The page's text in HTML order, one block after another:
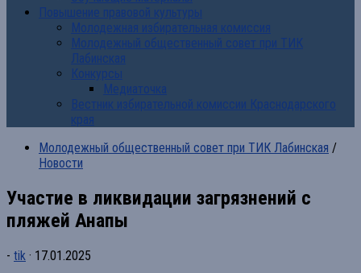
Повышение правовой культуры
Молодежная избирательная комиссия
Молодежный общественный совет при ТИК
Лабинская
Конкурсы
Медиаточка
Вестник избирательной комиссии Краснодарского
края
Молодежный общественный совет при ТИК Лабинская /
Новости
Участие в ликвидации загрязнений с
пляжей Анапы
- tik · 17.01.2025